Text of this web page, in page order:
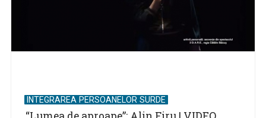
INTEGRAREA PERSOANELOR SURDE